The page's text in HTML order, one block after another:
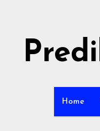
Home